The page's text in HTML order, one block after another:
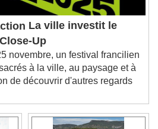
Fullscreen
window. Escape will cancel
Up
novembre, un festival francilien
à la ville, au paysage et à
de découvrir d'autres regards